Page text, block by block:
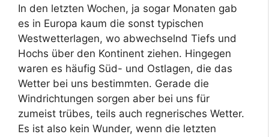
In den letzten Wochen, ja sogar Monaten gab
es in Europa kaum die sonst typischen
Westwetterlagen, wo abwechselnd Tiefs und
Hochs über den Kontinent ziehen. Hingegen
waren es häufig Süd- und Ostlagen, die das
Wetter bei uns bestimmten. Gerade die
Windrichtungen sorgen aber bei uns für
zumeist trübes, teils auch regnerisches Wetter.
Es ist also kein Wunder, wenn die letzten